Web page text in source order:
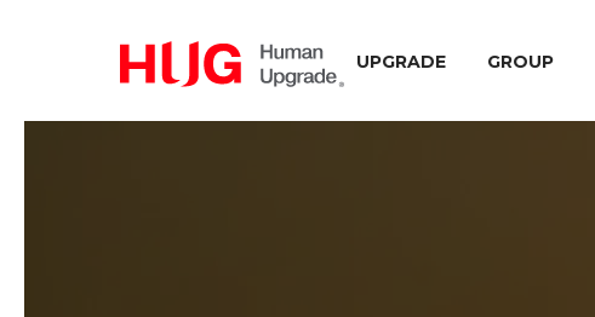
UPGRADE GROUP